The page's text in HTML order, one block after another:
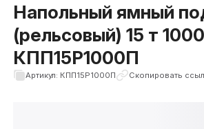
Напольный ямный
(рельсовый) 15 т
КПП15Р1000П
Артикул: КПП15Р1000П Скопировать